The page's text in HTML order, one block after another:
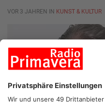
VOR 3 JAHREN IN KUNST & KULTUR